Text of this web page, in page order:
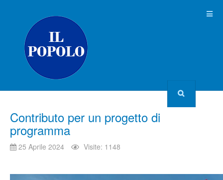
Contributo per un progetto di
programma
25 Aprile 2024 Visite: 1148